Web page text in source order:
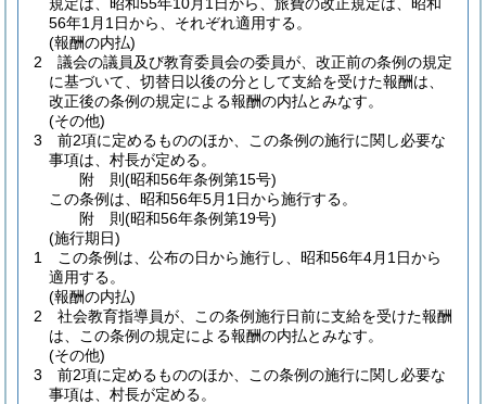
56年1月1日から、それぞれ適用する。
(報酬の内払)
2
議会の議員及び教育委員会の委員が、改正前の条例の規定
に基づいて、切替日以後の分として支給を受けた報酬は、
改正後の条例の規定による報酬の内払とみなす。
(その他)
3
前2項に定めるもののほか、この条例の施行に関し必要な
事項は、村長が定める。
附 則(昭和56年条例第15号)
この条例は、昭和56年5月1日から施行する。
附 則(昭和56年条例第19号)
(施行期日)
1
この条例は、公布の日から施行し、昭和56年4月1日から
適用する。
(報酬の内払)
2
社会教育指導員が、この条例施行日前に支給を受けた報酬
は、この条例の規定による報酬の内払とみなす。
(その他)
3
前2項に定めるもののほか、この条例の施行に関し必要な
事項は、村長が定める。